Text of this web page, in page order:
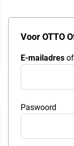
Voor OTTO
E-mailadres
Paswoord